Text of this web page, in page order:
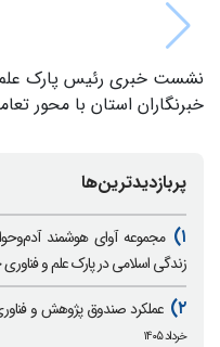
نشست خبری رئیس پارک علم
خبرنگاران استان با محور
پربازدیدترین‌ها
۱)
مجموعه آوای هوشمند
زندگی اسلامی در پارک علم و
۲) عملکرد صندوق پژوهش و فناوری
خرداد ۱۴۰۵